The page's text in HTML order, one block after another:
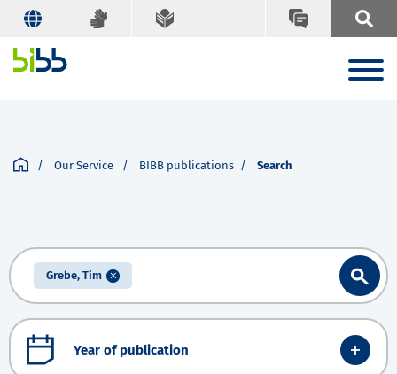
Our Service BIBB publications Search
Grebe, Tim
Year of publication